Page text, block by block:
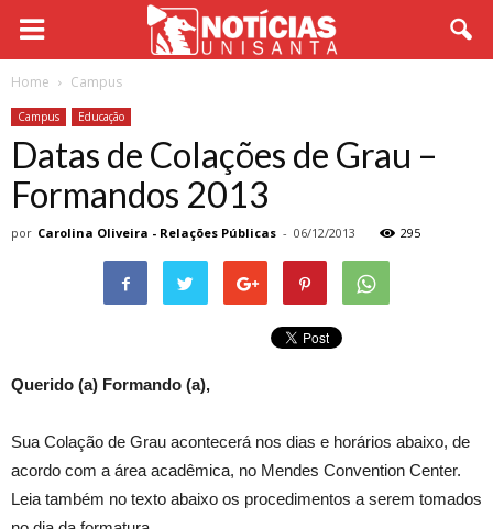
Home Campus
Campus Educação
Datas de Colações de Grau –
Formandos 2013
por Carolina Oliveira - Relações Públicas - 06/12/2013 295
Querido (a) Formando (a),
Sua Colação de Grau acontecerá nos dias e horários abaixo, de
acordo com a área acadêmica, no Mendes Convention Center.
Leia também no texto abaixo os procedimentos a serem tomados